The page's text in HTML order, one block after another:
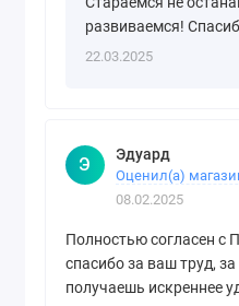
развиваемся!
22.03.2025
Э Эдуард
Оценил(а)
08.02.2025
Полностью согласен с
спасибо за ваш труд,
получаешь искреннее